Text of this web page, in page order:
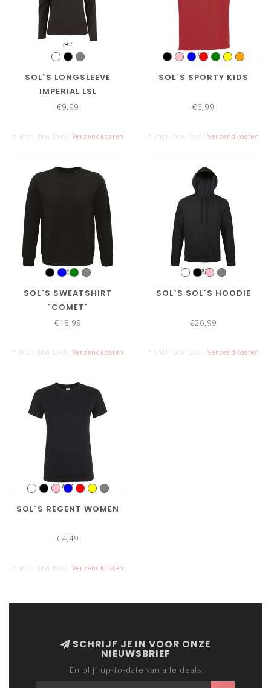
SOL`S LONGSLEEVE
IMPERIAL LSL
€9,99
* Incl. btw Excl. Verzendkosten
SOL`S SPORTY KIDS
€6,99
* Incl. btw Excl. Verzendkosten
SOL`S SWEATSHIRT
´COMET´
€18,99
* Incl. btw Excl. Verzendkosten
SOL`S SOL´S HOODIE
€26,99
* Incl. btw Excl. Verzendkosten
SOL`S REGENT WOMEN
€4,49
* Incl. btw Excl. Verzendkosten
SCHRIJF JE IN VOOR ONZE
NIEUWSBRIEF
En blijf up-to-date van alle deals